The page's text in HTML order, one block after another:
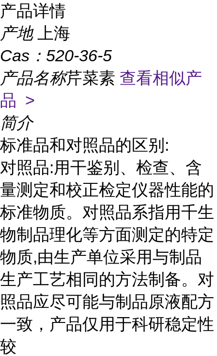
产品详情
产地
上海
Cas： 520-36-5
产品名称芹菜素 查看相似产
品 >
简介
标准品和对照品的区别:
对照品:用干鉴别、检查、含
量测定和校正检定仪器性能的
标准物质。对照品系指用千生
物制品理化等方面测定的特定
物质,由生产单位采用与制品
生产工艺相同的方法制备。对
照品应尽可能与制品原液配方
一致，产品仅用于科研稳定性
较